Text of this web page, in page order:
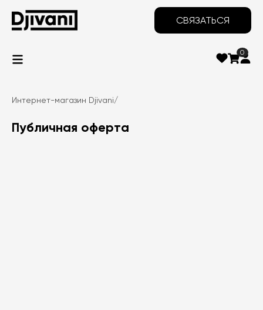
СВЯЗАТЬСЯ
0
Интернет-магазин Djivani/
Публичная оферта